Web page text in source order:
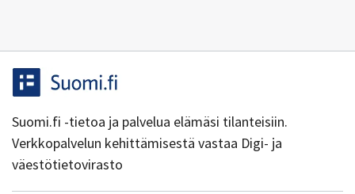
Suomi.fi -tietoa ja palvelua elämäsi tilanteisiin.
Verkkopalvelun kehittämisestä vastaa Digi- ja
väestötietovirasto